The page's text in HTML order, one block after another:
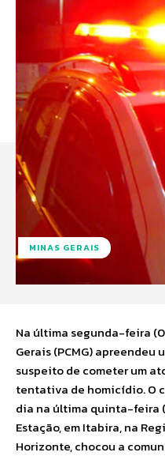
MINAS GERAIS
Na última segunda-feira
Gerais (PCMG) apreendeu
suspeito de cometer um
tentativa de homicídio. O
dia na última quinta-feira
Estação, em Itabira, na
Horizonte, chocou a